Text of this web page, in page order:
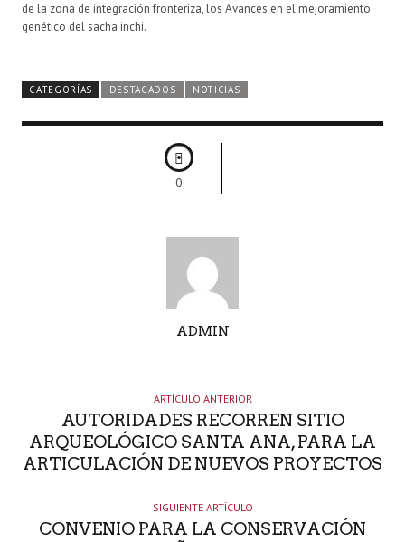
de la zona de integración fronteriza, los Avances en el mejoramiento
genético del sacha inchi.
CATEGORÍAS DESTACADOS NOTICIAS
0
ADMIN
ARTÍCULO ANTERIOR
AUTORIDADES RECORREN SITIO
ARQUEOLÓGICO SANTA ANA, PARA LA
ARTICULACIÓN DE NUEVOS PROYECTOS
SIGUIENTE ARTÍCULO
CONVENIO PARA LA CONSERVACIÓN